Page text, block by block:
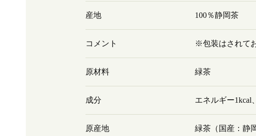
産地 100％静岡茶
コメント ※包装はされて
原材料 緑茶
成分 エネルギー1kcal
原産地 緑茶（国産：静